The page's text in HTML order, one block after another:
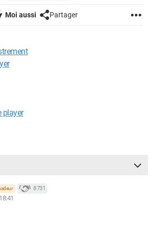
vos bons conseils et je vous souhaite de
Moi aussi Partager
player
8 731